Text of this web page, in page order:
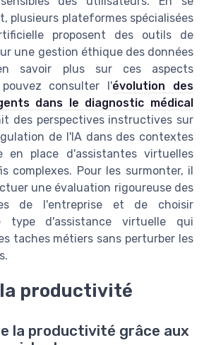
plusieurs plateformes spécialisées
proposent des outils de
une gestion éthique des données
savoir plus sur ces aspects
consulter l'évolution des
dans le diagnostic médical
des perspectives instructives sur
de l'IA dans des contextes
en place d'assistantes virtuelles
complexes. Pour les surmonter, il
une évaluation rigoureuse des
de l'entreprise et de choisir
type d'assistance virtuelle qui
taches métiers sans perturber les
productivité
la productivité grâce aux